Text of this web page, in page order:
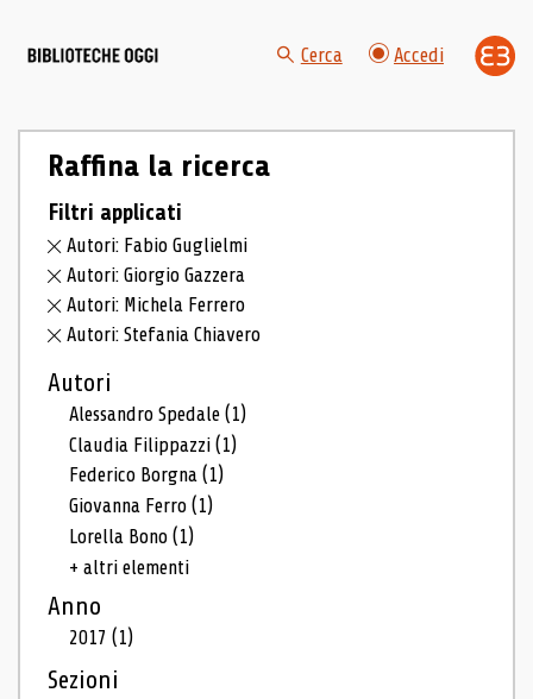
Cerca Accedi
Raffina la ricerca
Filtri applicati
Autori: Fabio Guglielmi
Autori: Giorgio Gazzera
Autori: Michela Ferrero
Autori: Stefania Chiavero
Autori
Alessandro Spedale(1)
Claudia Filippazzi(1)
Federico Borgna(1)
Giovanna Ferro(1)
Lorella Bono(1)
+ altri elementi
Anno
2017(1)
Sezioni